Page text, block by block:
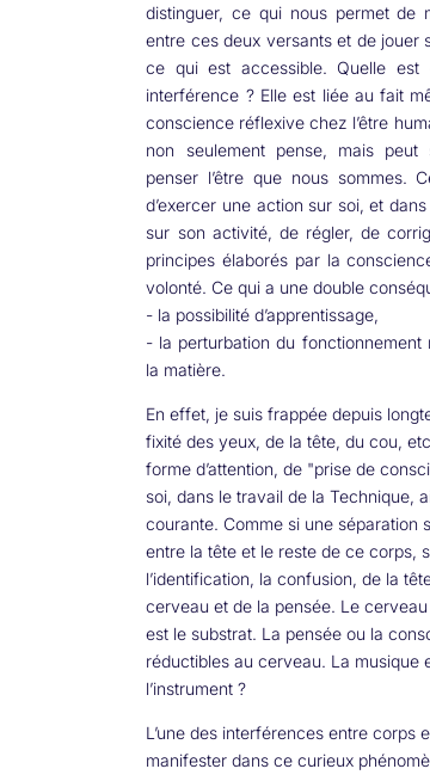
distinguer, ce qui nous permet de
entre ces deux versants et de jouer
ce qui est accessible. Quelle
interférence ? Elle est liée au fait
conscience réflexive chez l’être
non seulement pense, mais
penser l’être que nous sommes.
d’exercer une action sur soi, et
sur son activité, de régler, de
principes élaborés par la
volonté. Ce qui a une double
- la possibilité d’apprentissage,
- la perturbation du fonctionnement
la matière.
En effet, je suis frappée depuis
fixité des yeux, de la tête, du cou,
forme d’attention, de "prise de
soi, dans le travail de la Technique,
courante. Comme si une séparation
entre la tête et le reste de ce corps,
l’identification, la confusion, de la
cerveau et de la pensée. Le cerveau
est le substrat. La pensée ou la
réductibles au cerveau. La musique
l’instrument ?
L’une des interférences entre corps
manifester dans ce curieux